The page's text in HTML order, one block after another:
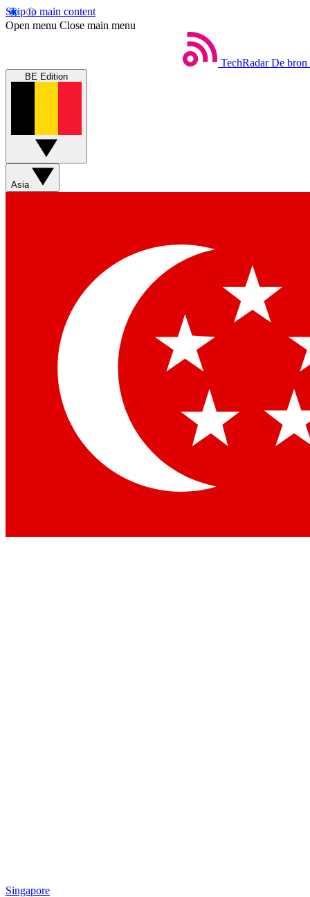
Skip to main content
Open menu Close main menu
TechRadar De bron
BE Edition
Asia
Singapore